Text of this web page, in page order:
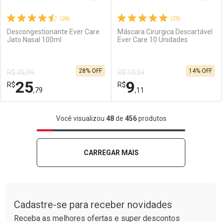
Comprar sem Desconto
Por R$ 6,87/cada
Comprar sem Desconto
Por R$ 6,87/cada
Comprar sem Desconto
Por R$ 2,39/cada
Comprar sem Desconto
Por R$ 2,39/cada
(26)
Descongestionante Ever Care
Jato Nasal 100ml
R$ 35,99
R$25,79
28% OFF
FECHAR
Laboratório
FECHAR
Por Menos
(25)
Máscara Cirurgica Descartável
Ever Care 10 Unidades
R$ 10,59
R$9,11
14% OFF
Laboratório
Por Menos
Você visualizou 48de 456produtos
CARREGAR MAIS
Cadastre-se para receber novidades
Receba as melhores ofertas e super descontos